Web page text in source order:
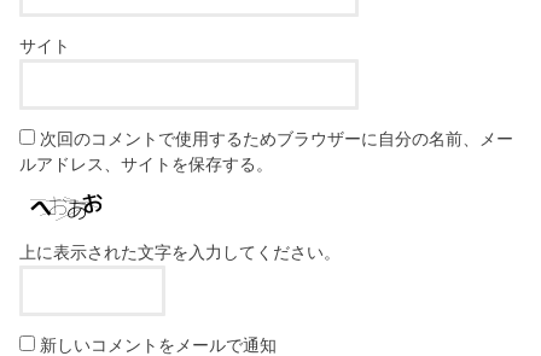
サイト
次回のコメントで使用するためブラウザーに自分の名前、メー
ルアドレス、サイトを保存する。
上に表示された文字を入力してください。
新しいコメントをメールで通知